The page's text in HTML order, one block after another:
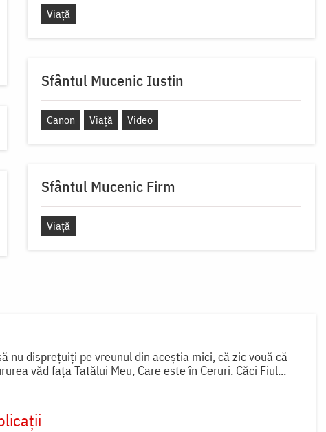
Viață
Sfântul Mucenic Iustin
Canon Viață Video
Sfântul Mucenic Firm
Viață
nu disprețuiți pe vreunul din aceștia mici, că zic vouă că
văd fața Tatălui Meu, Care este în Ceruri. Căci Fiul...